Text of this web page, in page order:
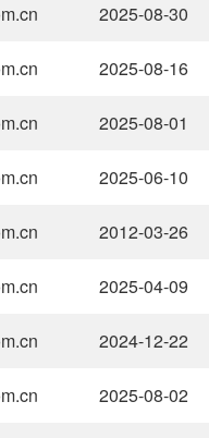
2025-08-30
2025-08-16
2025-08-01
2025-06-10
2012-03-26
2025-04-09
2024-12-22
2025-08-02